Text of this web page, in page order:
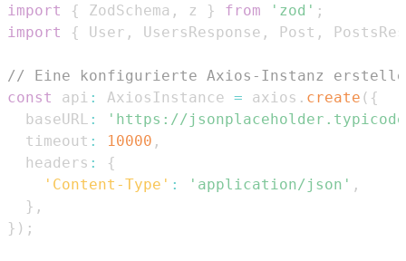
import
{ ZodSchema , z } from 'zod' ;
import
{ User , UsersResponse , Post ,
// Eine konfigurierte Axios-Instanz
const
api : AxiosInstance = axios . create ( {
  baseURL
:
'https://
  timeout
: 10000 ,
  headers
:
{
'Content-Type' : 'application/json' ,
} ,
} ) ;